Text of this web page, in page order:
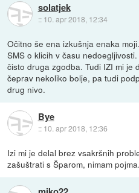
solatjek
:: 10. apr 2018, 12:34
Očitno še ena izkušnja enaka
SMS o klicih v času
čisto druga zgodba. Tudi IZI mi je
čeprav nekoliko bolje, pa tudi
drug nivo.
Bye
:: 10. apr 2018, 12:36
Izi mi je delal brez vsakršnih
zašuštrati s Šparom, nimam pojma.